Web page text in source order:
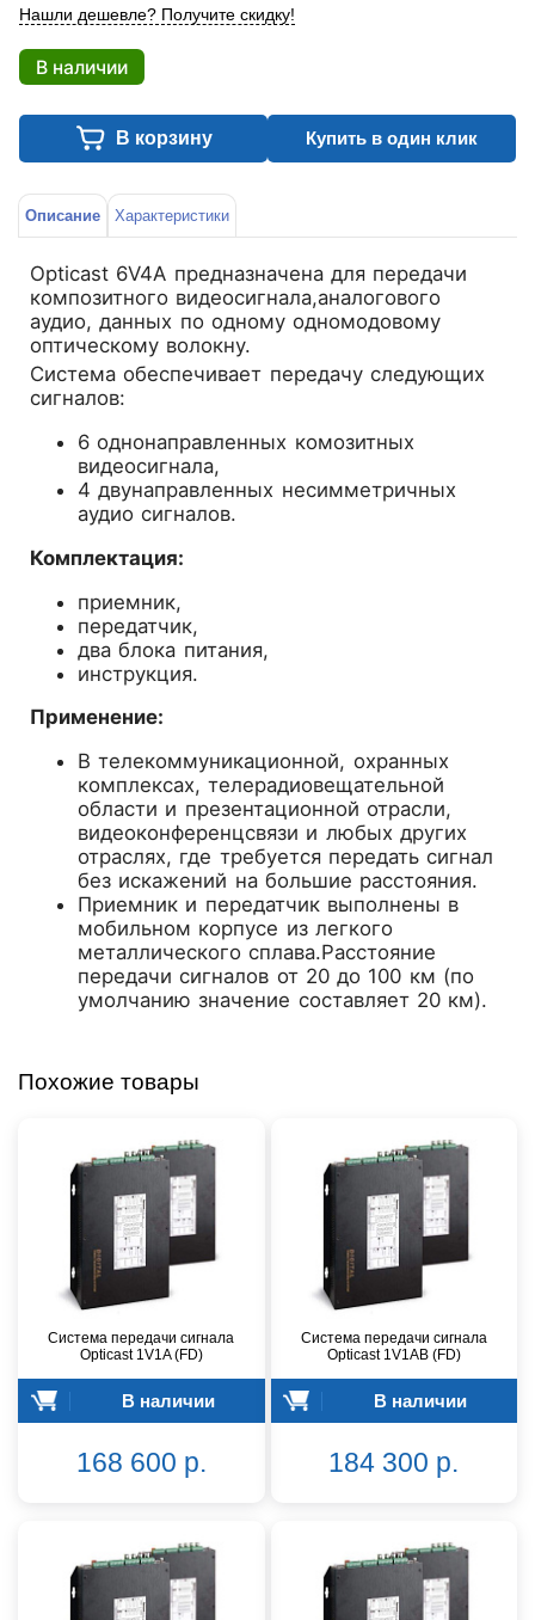
Нашли дешевле? Получите скидку!
В наличии
В корзину Купить в один клик
Описание Характеристики
Opticast 6V4A предназначена для передачи
композитного видеосигнала,аналогового
аудио, данных по одному одномодовому
оптическому волокну.
Система обеспечивает передачу следующих
сигналов:
6 однонаправленных комозитных
видеосигнала,
4 двунаправленных несимметричных
аудио сигналов.
Комплектация:
приемник,
передатчик,
два блока питания,
инструкция.
Применение:
В телекоммуникационной, охранных
комплексах, телерадиовещательной
области и презентационной отрасли,
видеоконференцсвязи и любых других
отраслях, где требуется передать сигнал
без искажений на большие расстояния.
Приемник и передатчик выполнены в
мобильном корпусе из легкого
металлического сплава.Расстояние
передачи сигналов от 20 до 100 км (по
умолчанию значение составляет 20 км).
Похожие товары
Система передачи сигнала
Opticast 1V1A (FD)
В наличии
168 600 р.
Система передачи сигнала
Opticast 1V1AB (FD)
В наличии
184 300 р.